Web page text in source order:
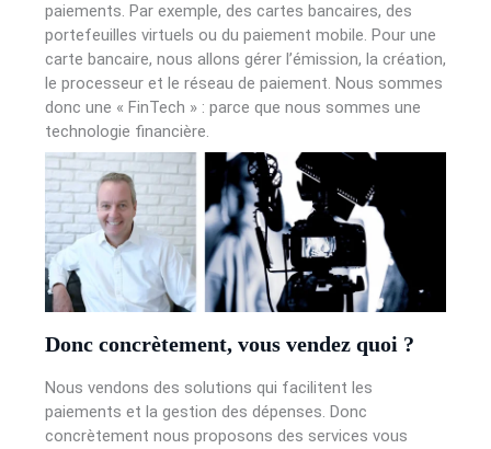
paiements. Par exemple, des cartes bancaires, des
portefeuilles virtuels ou du paiement mobile. Pour une
carte bancaire, nous allons gérer l’émission, la création,
le processeur et le réseau de paiement. Nous sommes
donc une « FinTech » : parce que nous sommes une
technologie financière.
Donc concrètement, vous vendez quoi ?
Nous vendons des solutions qui facilitent les
paiements et la gestion des dépenses. Donc
concrètement nous proposons des services vous